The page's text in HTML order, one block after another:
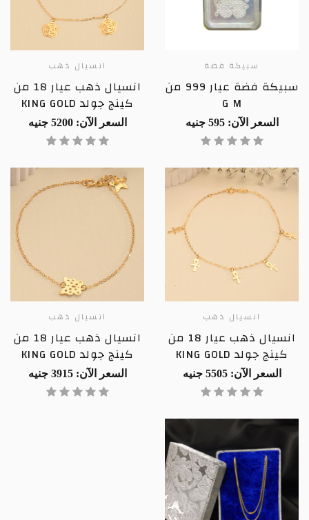
سبيكة فضة
سبيكة فضة عيار 999 من
G M
السعر الآن: 595 جنيه
انسيال ذهب
انسيال ذهب عيار 18 من
كينج جولد KING GOLD
السعر الآن: 5200 جنيه
انسيال ذهب
انسيال ذهب عيار 18 من
كينج جولد KING GOLD
السعر الآن: 5505 جنيه
انسيال ذهب
انسيال ذهب عيار 18 من
كينج جولد KING GOLD
السعر الآن: 3915 جنيه